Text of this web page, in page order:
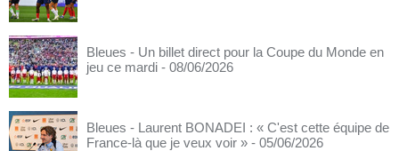
Bleues - Un billet direct pour la Coupe du Monde en
jeu ce mardi - 08/06/2026
Bleues - Laurent BONADEI : « C'est cette équipe de
France-là que je veux voir » - 05/06/2026